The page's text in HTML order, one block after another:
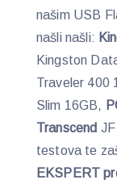
našim USB
našli našli:
Kingston
Traveler 400
Slim 16GB,
Transcend
testova te
EKSPERT